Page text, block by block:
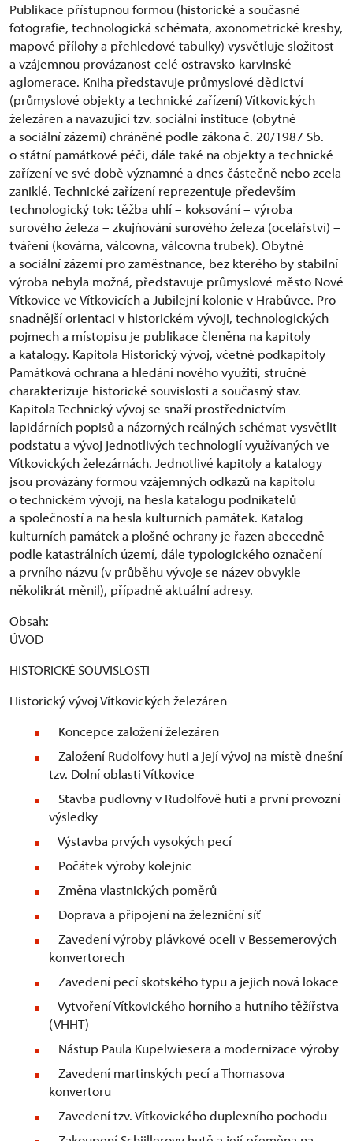
Publikace přístupnou formou (historické a současné
fotografie, technologická schémata, axonometrické kresby,
mapové přílohy a přehledové tabulky) vysvětluje složitost
a vzájemnou provázanost celé ostravsko-karvinské
aglomerace. Kniha představuje průmyslové dědictví
(průmyslové objekty a technické zařízení) Vítkovických
železáren a navazující tzv. sociální instituce (obytné
a sociální zázemí) chráněné podle zákona č. 20/1987 Sb.
o státní památkové péči, dále také na objekty a technické
zařízení ve své době významné a dnes částečně nebo zcela
zaniklé. Technické zařízení reprezentuje především
technologický tok: těžba uhlí – koksování – výroba
surového železa – zkujňování surového železa (ocelářství) –
tváření (kovárna, válcovna, válcovna trubek). Obytné
a sociální zázemí pro zaměstnance, bez kterého by stabilní
výroba nebyla možná, představuje průmyslové město Nové
Vítkovice ve Vítkovicích a Jubilejní kolonie v Hrabůvce. Pro
snadnější orientaci v historickém vývoji, technologických
pojmech a místopisu je publikace členěna na kapitoly
a katalogy. Kapitola Historický vývoj, včetně podkapitoly
Památková ochrana a hledání nového využití, stručně
charakterizuje historické souvislosti a současný stav.
Kapitola Technický vývoj se snaží prostřednictvím
lapidárních popisů a názorných reálných schémat vysvětlit
podstatu a vývoj jednotlivých technologií využívaných ve
Vítkovických železárnách. Jednotlivé kapitoly a katalogy
jsou provázány formou vzájemných odkazů na kapitolu
o technickém vývoji, na hesla katalogu podnikatelů
a společností a na hesla kulturních památek. Katalog
kulturních památek a plošné ochrany je řazen abecedně
podle katastrálních území, dále typologického označení
a prvního názvu (v průběhu vývoje se název obvykle
několikrát měnil), případně aktuální adresy.
Obsah:
ÚVOD
HISTORICKÉ SOUVISLOSTI
Historický vývoj Vítkovických železáren
Koncepce založení železáren
Založení Rudolfovy huti a její vývoj na místě dnešní
tzv. Dolní oblasti Vítkovice
Stavba pudlovny v Rudolfově huti a první provozní
výsledky
Výstavba prvých vysokých pecí
Počátek výroby kolejnic
Změna vlastnických poměrů
Doprava a připojení na železniční síť
Zavedení výroby plávkové oceli v Bessemerových
konvertorech
Zavedení pecí skotského typu a jejich nová lokace
Vytvoření Vítkovického horního a hutního těžířstva
(VHHT)
Nástup Paula Kupelwiesera a modernizace výroby
Zavedení martinských pecí a Thomasova
konvertoru
Zavedení tzv. Vítkovického duplexního pochodu